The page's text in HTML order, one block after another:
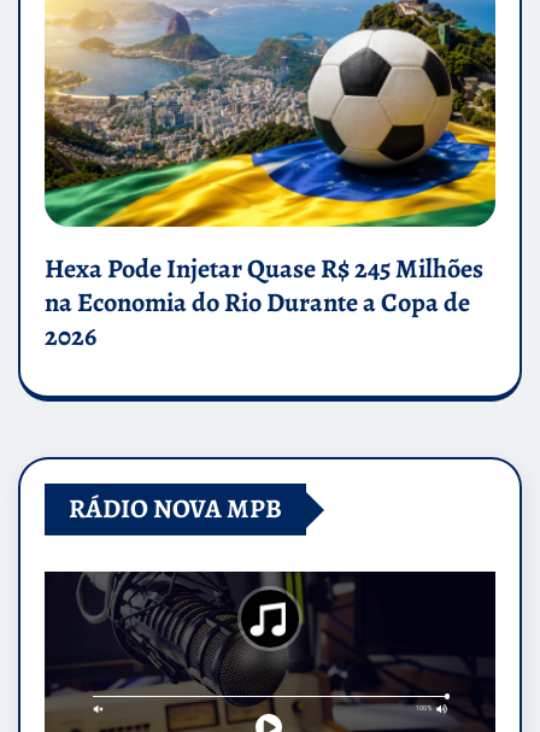
Hexa Pode Injetar Quase R$ 245 Milhões
na Economia do Rio Durante a Copa de
2026
RÁDIO NOVA MPB